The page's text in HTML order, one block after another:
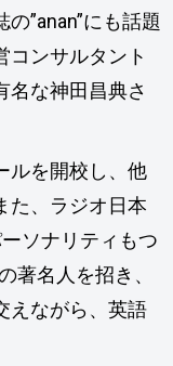
”anan”にも話題
コンサルタント
名な神田昌典さ
ルを開校し、他
た、ラジオ日本
ソナリティもつ
著名人を招き、
えながら、英語